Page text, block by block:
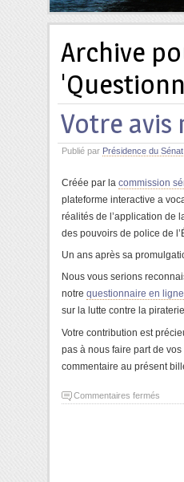
Archive
Votre avis
Publié par Présidence du Sénat
Créée par la commission
plateforme interactive a
réalités de l’application de
des pouvoirs de police de
Un ans après sa
Nous vous serions
notre questionnaire en ligne
sur la lutte contre la
Votre contribution est
pas à nous faire part de
commentaire au présent
Commentaires fermés